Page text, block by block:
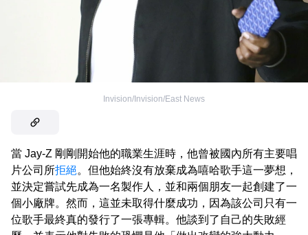
Invision/Invision/East News
當 Jay-Z 剛剛開始他的職業生涯時，他曾被國內所有主要唱
片公司所拒絕。但他始終沒有放棄成為嘻哈歌手這一夢想，
並決定嘗試先成為一名製作人，並和兩個朋友一起創建了一
個小廠牌。然而，這並未取得什麼成功，因為該公司只有一
位歌手最終真的發行了一張專輯。他談到了自己的失敗經